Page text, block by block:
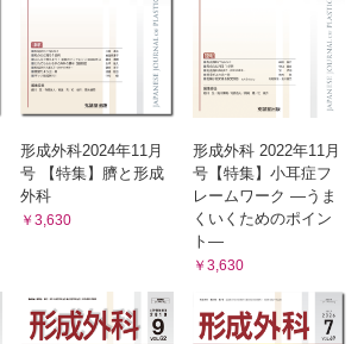
形成外科2024年11月
号 【特集】臍と形成
外科
￥3,630
形成外科 2022年11月
号【特集】小耳症フ
レームワーク ―うま
くいくためのポイン
ト―
￥3,630